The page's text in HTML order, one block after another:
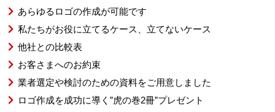
あらゆるロゴの作成が可能です
私たちがお役に立てるケース、立てないケース
他社との比較表
お客さまへのお約束
業者選定や検討のための資料をご用意しました
ロゴ作成を成功に導く”虎の巻2冊”プレゼント